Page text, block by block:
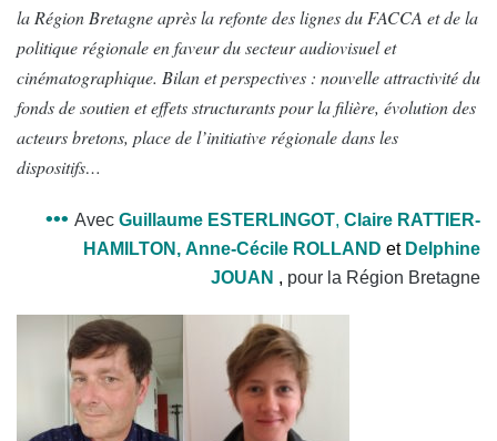
la Région Bretagne après la refonte des lignes du FACCA et de la
politique régionale en faveur du secteur audiovisuel et
cinématographique. Bilan et perspectives : nouvelle attractivité du
fonds de soutien et effets structurants pour la filière, évolution des
acteurs bretons, place de l’initiative régionale dans les
dispositifs…
••• Avec Guillaume ESTERLINGOT, Claire RATTIER-
HAMILTON, Anne-Cécile ROLLAND etDelphine
JOUAN , pour la Région Bretagne